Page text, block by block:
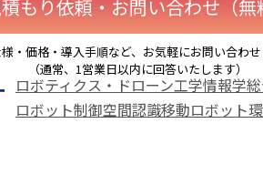
もり依頼・お問い合わせ（無
・価格・導入手順など、お気軽にお問い合わ
（通常、1営業日以内に回答いたします）
ロボティクス・ドローン工学情報学
ロボット制御空間認識移動ロボット